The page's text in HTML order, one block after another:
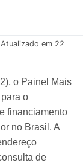
Atualizado em 22
o Painel Mais
o
financiamento
no Brasil. A
de